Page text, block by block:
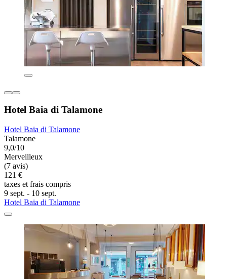
Hotel Baia di Talamone
Hotel Baia di Talamone
Talamone
9,0/10
Merveilleux
(7 avis)
121 €
taxes et frais compris
9 sept. - 10 sept.
Hotel Baia di Talamone